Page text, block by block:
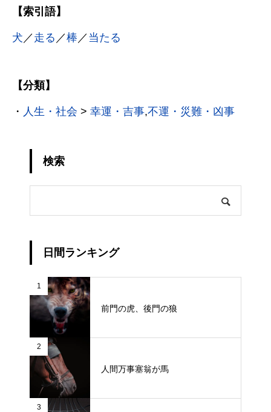
【索引語】
犬 ／ 走る ／棒 ／ 当たる
【分類】
・ 人生・社会 > 幸運・吉事,不運・災難・凶事
検索
日間ランキング
1
前門の虎、後門の狼
2
人間万事塞翁が馬
3